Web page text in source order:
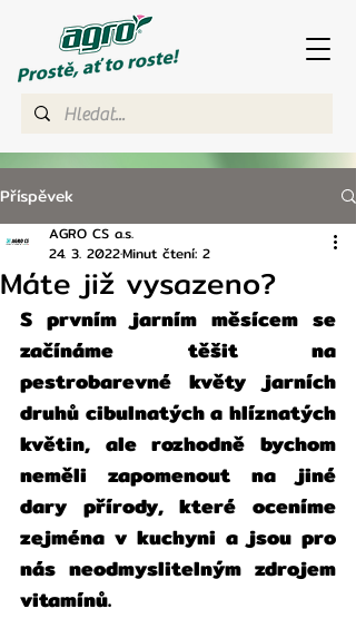
Příspěvek
Máte již vysazeno?
AGRO CS a.s.
24. 3. 2022Minut čtení: 2
S prvním jarním měsícem se
začínáme těšit na
pestrobarevné květy jarních
druhů cibulnatých a hlíznatých
květin, ale rozhodně bychom
neměli zapomenout na jiné
dary přírody, které oceníme
zejména v kuchyni a jsou pro
nás neodmyslitelným zdrojem
vitamínů.